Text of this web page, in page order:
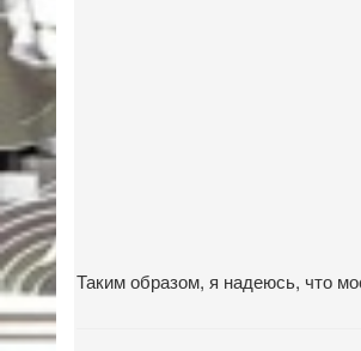
Таким образом, я надеюсь, что